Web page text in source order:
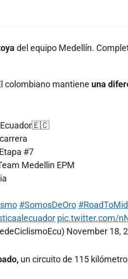
del equipo Medellín.
colombiano mantiene una
Ecuador🇪🇨
#7
Medellin EPM
#SomosDeOro
pic.twitter.com/
November 18,
un circuito de 115